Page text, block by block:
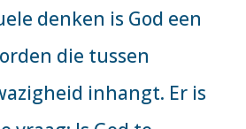
denken is God een
die tussen
inhangt. Er is